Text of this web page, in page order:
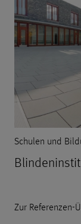
Schulen und
Zur Referenzen-